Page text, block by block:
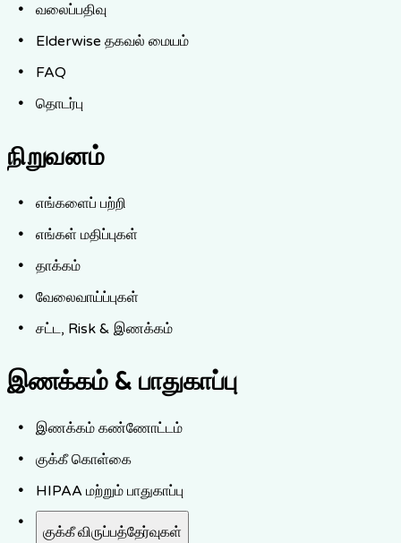
வலைப்பதிவு
Elderwise தகவல் மையம்
FAQ
தொடர்பு
நிறுவனம்
எங்களைப் பற்றி
எங்கள் மதிப்புகள்
தாக்கம்
வேலைவாய்ப்புகள்
சட்ட, Risk & இணக்கம்
இணக்கம் & பாதுகாப்பு
இணக்கம் கண்ணோட்டம்
குக்கீ கொள்கை
HIPAA மற்றும் பாதுகாப்பு
குக்கீ விருப்பத்தேர்வுகள்